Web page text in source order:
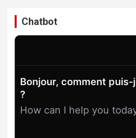
Chatbot
Bonjour, comment
?
How can I help you